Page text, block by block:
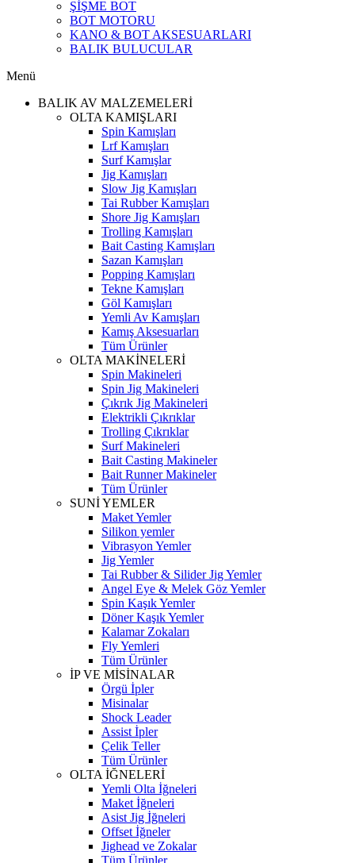
ŞİŞME BOT
BOT MOTORU
KANO & BOT AKSESUARLARI
BALIK BULUCULAR
Menü
BALIK AV MALZEMELERİ
OLTA KAMIŞLARI
Spin Kamışları
Lrf Kamışları
Surf Kamışlar
Jig Kamışları
Slow Jig Kamışları
Tai Rubber Kamışları
Shore Jig Kamışları
Trolling Kamışları
Bait Casting Kamışları
Sazan Kamışları
Popping Kamışları
Tekne Kamışları
Göl Kamışları
Yemli Av Kamışları
Kamış Aksesuarları
Tüm Ürünler
OLTA MAKİNELERİ
Spin Makineleri
Spin Jig Makineleri
Çıkrık Jig Makineleri
Elektrikli Çıkrıklar
Trolling Çıkrıklar
Surf Makineleri
Bait Casting Makineler
Bait Runner Makineler
Tüm Ürünler
SUNİ YEMLER
Maket Yemler
Silikon yemler
Vibrasyon Yemler
Jig Yemler
Tai Rubber & Silider Jig Yemler
Angel Eye & Melek Göz Yemler
Spin Kaşık Yemler
Döner Kaşık Yemler
Kalamar Zokaları
Fly Yemleri
Tüm Ürünler
İP VE MİSİNALAR
Örgü İpler
Misinalar
Shock Leader
Assist İpler
Çelik Teller
Tüm Ürünler
OLTA İĞNELERİ
Yemli Olta İğneleri
Maket İğneleri
Asist Jig İğneleri
Offset İğneler
Jighead ve Zokalar
Tüm Ürünler